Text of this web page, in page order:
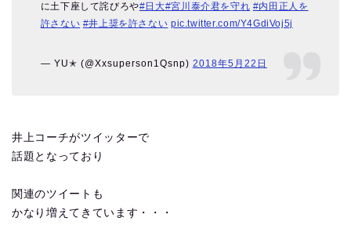
に土下座して詫びろや#日大#宮川泰介君を守れ #内田正人を
許さない #井上奨を許さない pic.twitter.com/Y4GdiVoj5j
— YU✭ (@Xxsuperson1Qsnp) 2018年5月22日
井上コーチがツイッターで
話題となっており
関連のツイートも
かなり増えてきています・・・